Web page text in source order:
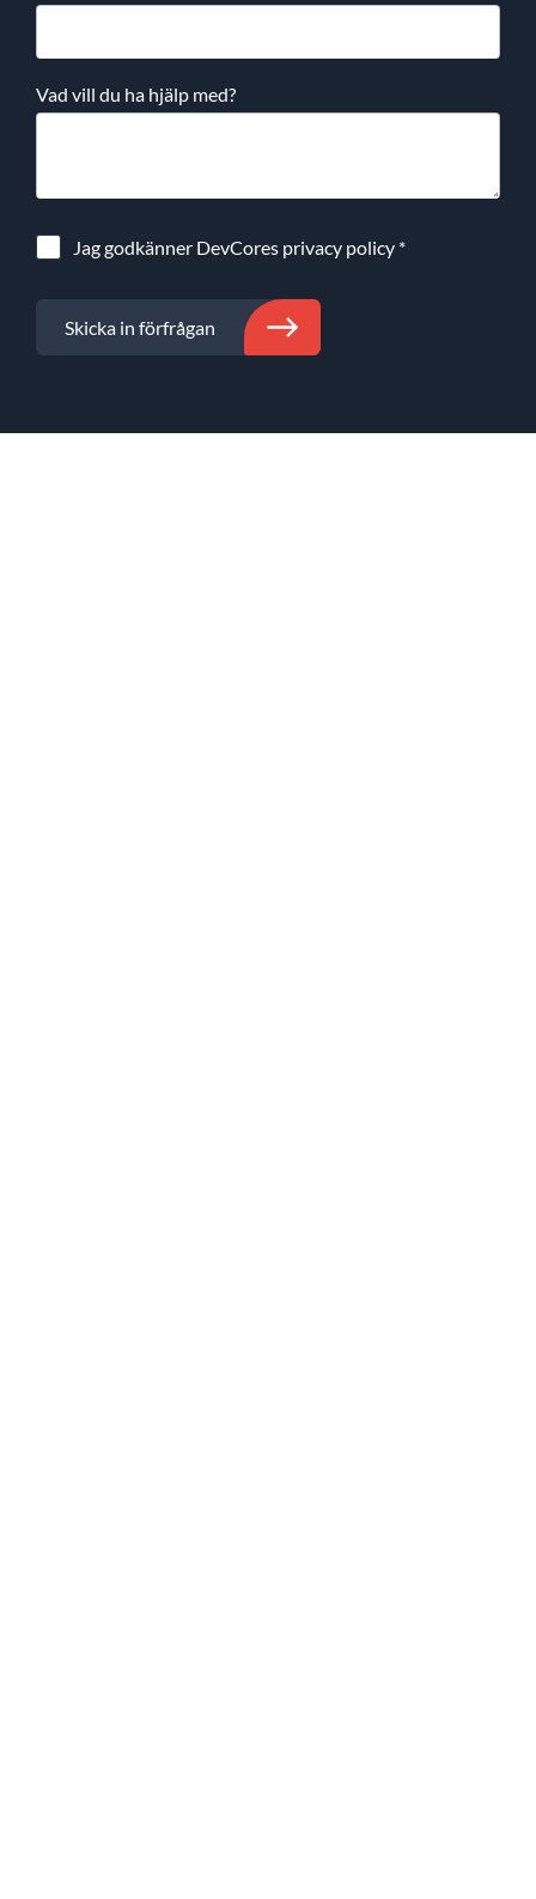
Vad vill du ha hjälp med?
Jag godkänner DevCores privacy policy *
Skicka in förfrågan